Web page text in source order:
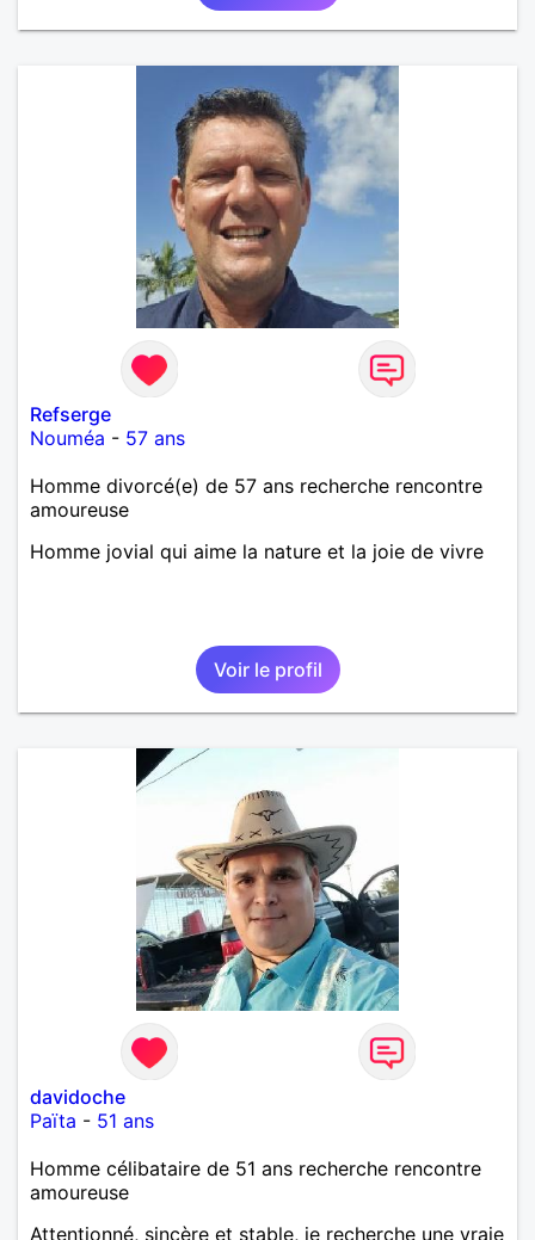
Refserge
Nouméa - 57 ans
Homme divorcé(e) de 57 ans recherche rencontre
amoureuse
Homme jovial qui aime la nature et la joie de vivre
Voir le profil
davidoche
Païta - 51 ans
Homme célibataire de 51 ans recherche rencontre
amoureuse
Attentionné, sincère et stable, je recherche une vraie